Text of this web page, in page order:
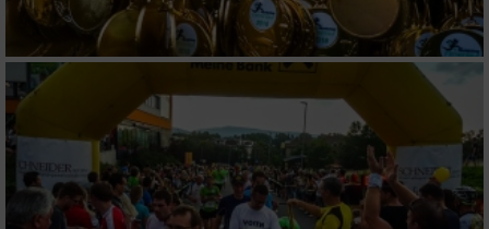
Geräte anhand von aktiv angeforderten
Informationen identifizieren
Nicht-IAB-Verarbeitungszwecke:
Notwendig
Performance